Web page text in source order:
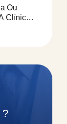
Ou
Clínica
?